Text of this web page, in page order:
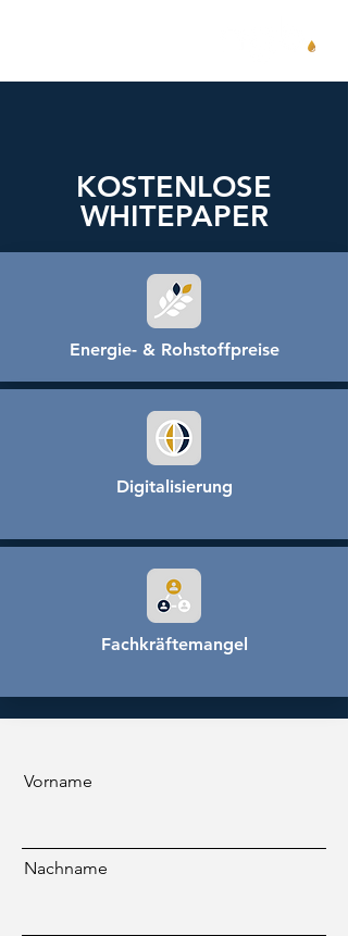
KOSTENLOSE
WHITEPAPER
Energie- & Rohstoffpreise
Digitalisierung
Fachkräftemangel
Vorname
Nachname